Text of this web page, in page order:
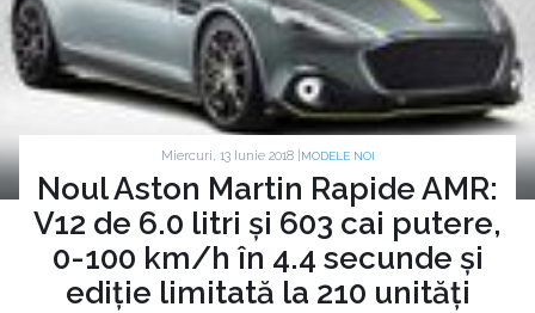
Miercuri, 13 Iunie 2018 | MODELE NOI
Noul Aston Martin Rapide AMR:
V12 de 6.0 litri și 603 cai putere,
0-100 km/h în 4.4 secunde și
ediție limitată la 210 unități